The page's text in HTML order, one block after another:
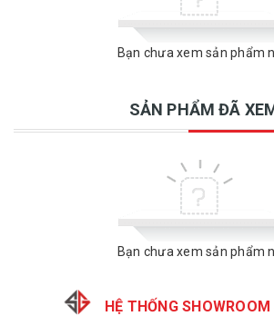
Bạn chưa xem sản phẩm
SẢN PHẨM ĐÃ
Bạn chưa xem sản phẩm
HỆ THỐNG